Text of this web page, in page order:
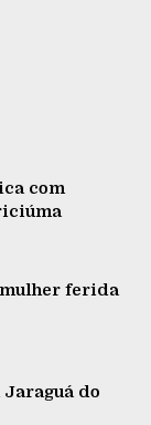
com
ferida
Jaraguá do